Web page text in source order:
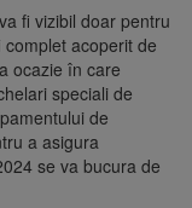
fi vizibil doar pentru
acoperit de
ocazie în care
speciali de
de
a asigura
se va bucura de